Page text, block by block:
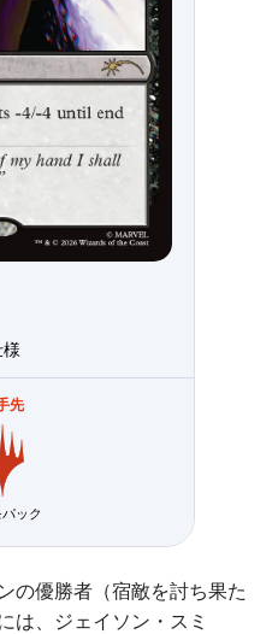
先
ック
の優勝者（宿敵を討ち果た
は、ジェイソン・スミ